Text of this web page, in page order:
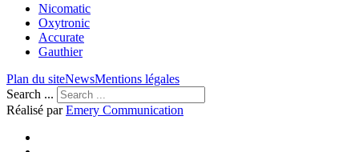
Nicomatic
Oxytronic
Accurate
Gauthier
Plan du siteNewsMentions légales
Search ...
Réalisé parEmery Communication